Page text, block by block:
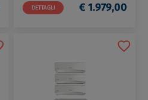
DETTAGLI € 1.979,00